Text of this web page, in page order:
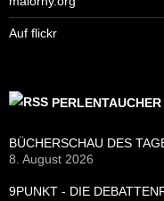
Auf flickr
PERLENTAUCHER
BÜCHERSCHAU DES
8. August 2026
9PUNKT - DIE